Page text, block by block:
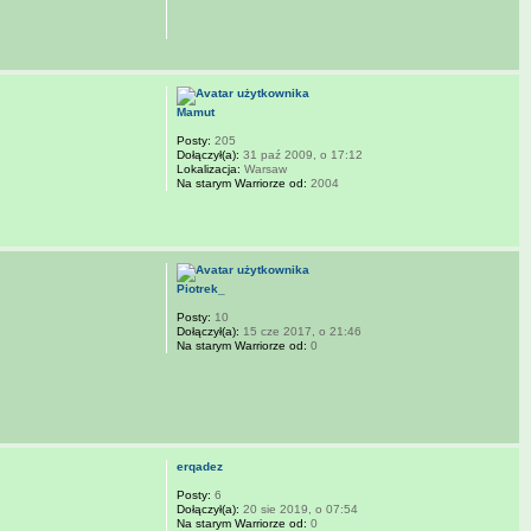
Mamut
Posty: 205
Dołączył(a): 31 paź 2009, o 17:12
Lokalizacja: Warsaw
Na starym Warriorze od: 2004
Piotrek_
Posty: 10
Dołączył(a): 15 cze 2017, o 21:46
Na starym Warriorze od: 0
erqadez
Posty: 6
Dołączył(a): 20 sie 2019, o 07:54
Na starym Warriorze od: 0